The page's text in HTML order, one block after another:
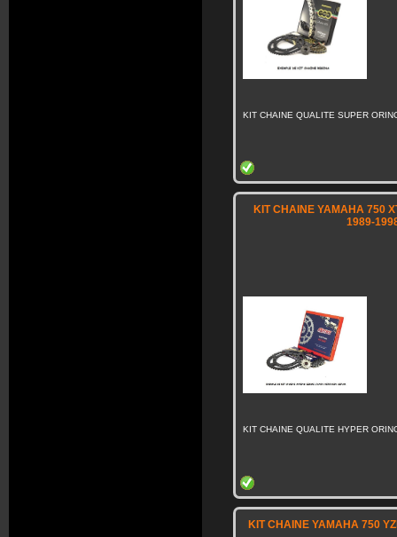
KIT CHAINE QUALITE SUPER
KIT CHAINE YAMAHA 750
1989-
KIT CHAINE QUALITE HYPER
KIT CHAINE YAMAHA 750